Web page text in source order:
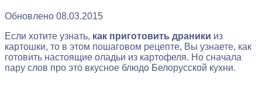
Обновлено 08.03.2015
Если хотите узнать, как приготовить драники из
картошки, то в этом пошаговом рецепте, Вы узнаете, как
готовить настоящие оладьи из картофеля. Но сначала
пару слов про это вкусное блюдо Белорусской кухни.